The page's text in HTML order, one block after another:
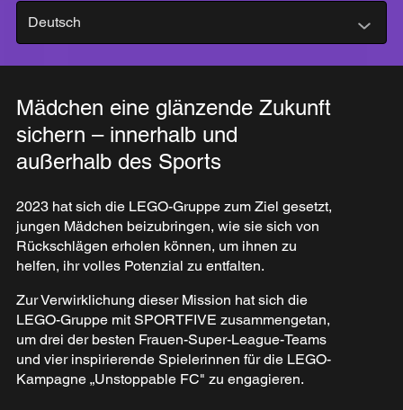
Deutsch
Mädchen eine glänzende Zukunft
sichern – innerhalb und
außerhalb des Sports
2023 hat sich die LEGO-Gruppe zum Ziel gesetzt,
jungen Mädchen beizubringen, wie sie sich von
Rückschlägen erholen können, um ihnen zu
helfen, ihr volles Potenzial zu entfalten.
Zur Verwirklichung dieser Mission hat sich die
LEGO-Gruppe mit SPORTFIVE zusammengetan,
um drei der besten Frauen-Super-League-Teams
und vier inspirierende Spielerinnen für die LEGO-
Kampagne „Unstoppable FC" zu engagieren.